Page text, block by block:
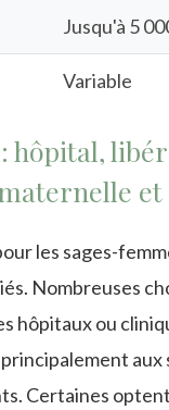
Jusqu'à 5
Variable
hôpital,
les sages-
Nombreuses
hôpitaux ou
aux
Certaines